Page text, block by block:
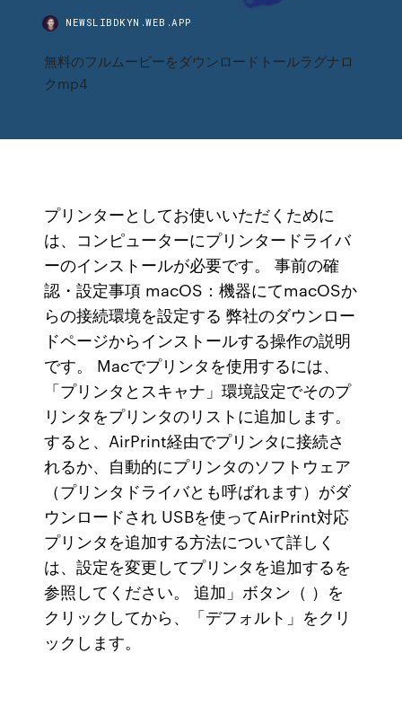
NEWSLIBDKYN.WEB.APP
無料のフルムービーをダウンロードトールラグナロ
クmp4
プリンターとしてお使いいただくために
は、コンピューターにプリンタードライバ
ーのインストールが必要です。 事前の確
認・設定事項 macOS：機器にてmacOSか
らの接続環境を設定する 弊社のダウンロー
ドページからインストールする操作の説明
です。 Macでプリンタを使用するには、
「プリンタとスキャナ」環境設定でそのプ
リンタをプリンタのリストに追加します。
すると、AirPrint経由でプリンタに接続さ
れるか、自動的にプリンタのソフトウェア
（プリンタドライバとも呼ばれます）がダ
ウンロードされ USBを使ってAirPrint対応
プリンタを追加する方法について詳しく
は、設定を変更してプリンタを追加するを
参照してください。 追加」ボタン（ ）を
クリックしてから、「デフォルト」をクリ
ックします。